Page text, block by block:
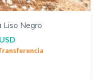
Liso Negro